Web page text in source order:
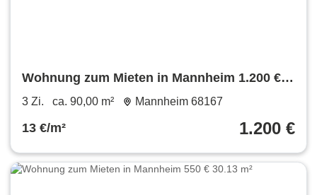
Wohnung zum Mieten in Mannheim 1.200 €
90 m²
3 Zi. ca. 90,00 m² Mannheim 68167
13 €/m² 1.200 €